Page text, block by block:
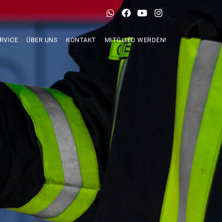
ÜBER UNS KONTAKT MITGLIED WERDEN!